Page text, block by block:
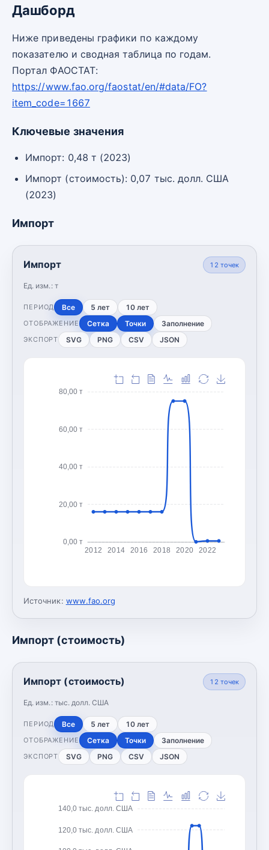
Дашборд
Ниже приведены графики по каждому
показателю и сводная таблица по годам.
Портал ФАОСТАТ:
https://www.fao.org/faostat/en/#data/FO?
item_code=1667
Ключевые значения
Импорт: 0,48 т (2023)
Импорт (стоимость): 0,07 тыс. долл. США
(2023)
Импорт
Импорт
Ед. изм.: т
12 точек
ПЕРИОД Все 5 лет 10 лет
ОТОБРАЖЕНИЕ Сетка Точки Заполнение
ЭКСПОРТ SVG PNG CSV JSON
0,00 т
20,00 т
40,00 т
60,00 т
80,00 т
2012 2014 2016 2018 2020 2022
Источник: www.fao.org
Импорт (стоимость)
Импорт (стоимость)
Ед. изм.: тыс. долл. США
12 точек
ПЕРИОД Все 5 лет 10 лет
ОТОБРАЖЕНИЕ Сетка Точки Заполнение
ЭКСПОРТ SVG PNG CSV JSON
120,0 тыс. долл. США
140,0 тыс. долл. США